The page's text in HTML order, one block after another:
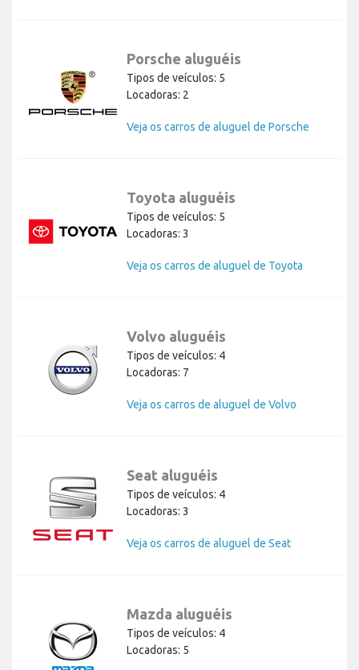
Porsche aluguéis
Tipos de veículos: 5
Locadoras: 2
Veja os carros de aluguel de Porsche
Toyota aluguéis
Tipos de veículos: 5
Locadoras: 3
Veja os carros de aluguel de Toyota
Volvo aluguéis
Tipos de veículos: 4
Locadoras: 7
Veja os carros de aluguel de Volvo
Seat aluguéis
Tipos de veículos: 4
Locadoras: 3
Veja os carros de aluguel de Seat
Mazda aluguéis
Tipos de veículos: 4
Locadoras: 5